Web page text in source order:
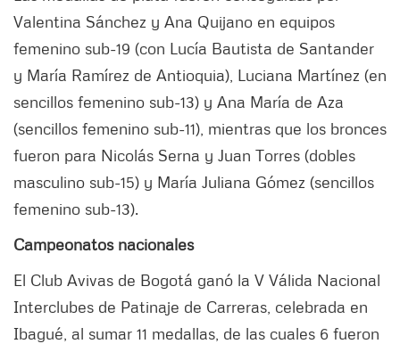
Valentina Sánchez y Ana Quijano en equipos
femenino sub-19 (con Lucía Bautista de Santander
y María Ramírez de Antioquia), Luciana Martínez (en
sencillos femenino sub-13) y Ana María de Aza
(sencillos femenino sub-11), mientras que los bronces
fueron para Nicolás Serna y Juan Torres (dobles
masculino sub-15) y María Juliana Gómez (sencillos
femenino sub-13).
Campeonatos nacionales
El Club Avivas de Bogotá ganó la V Válida Nacional
Interclubes de Patinaje de Carreras, celebrada en
Ibagué, al sumar 11 medallas, de las cuales 6 fueron